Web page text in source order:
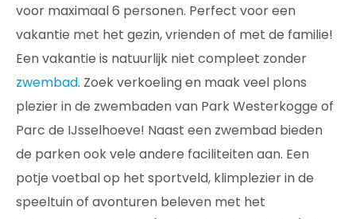
voor maximaal 6 personen. Perfect voor een
vakantie met het gezin, vrienden of met de familie!
Een vakantie is natuurlijk niet compleet zonder
zwembad. Zoek verkoeling en maak veel plons
plezier in de zwembaden van Park Westerkogge of
Parc de IJsselhoeve! Naast een zwembad bieden
de parken ook vele andere faciliteiten aan. Een
potje voetbal op het sportveld, klimplezier in de
speeltuin of avonturen beleven met het